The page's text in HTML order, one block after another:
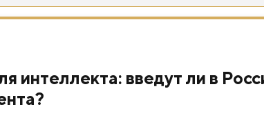
интеллекта: введут ли в